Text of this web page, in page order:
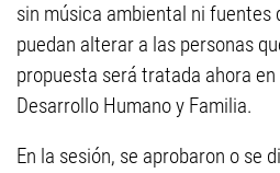
sin música ambiental ni fuentes
puedan alterar a las personas
propuesta será tratada ahora
Desarrollo Humano y Familia.
En la sesión, se aprobaron o se